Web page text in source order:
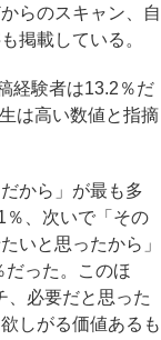
らのスキャン、自
掲載している。
経験者は13.2％だ
は高い数値と指摘
から」が最も多
％、次いで「その
いと思ったから」
った。このほ
、必要だと思った
しがる価値あるも